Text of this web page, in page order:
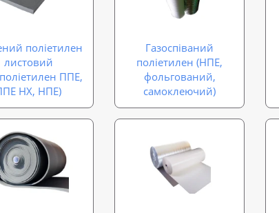
поліетилен
листовий
ППЕ,
НХ, НПЕ)
Газоспіваний
поліетилен (НПЕ,
фольгований,
самоклеючий)